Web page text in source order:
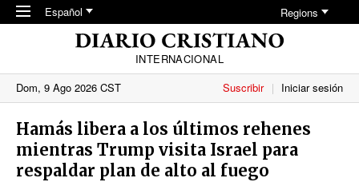
Skip to main content
Español Regions
INTERNACIONAL
Dom, 9 Ago 2026 CST
Suscribir Iniciar sesión
Hamás libera a los últimos rehenes
mientras Trump visita Israel para
respaldar plan de alto al fuego